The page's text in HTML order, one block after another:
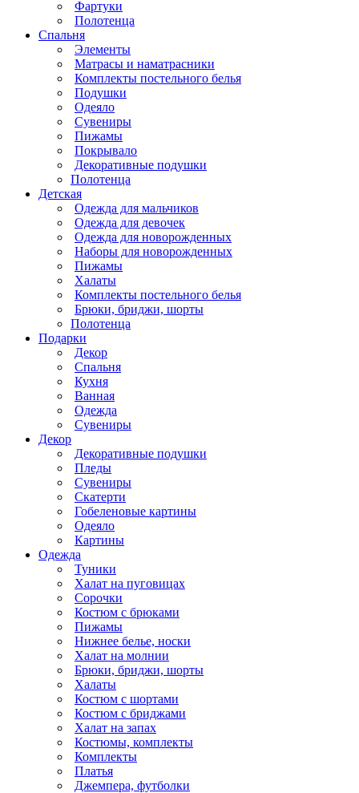
Фартуки
Полотенца
Спальня
Элементы
Матрасы и наматрасники
Комплекты постельного белья
Подушки
Одеяло
Сувениры
Пижамы
Покрывало
Декоративные подушки
Полотенца
Детская
Одежда для мальчиков
Одежда для девочек
Одежда для новорожденных
Наборы для новорожденных
Пижамы
Халаты
Комплекты постельного белья
Брюки, бриджи, шорты
Полотенца
Подарки
Декор
Спальня
Кухня
Ванная
Одежда
Сувениры
Декор
Декоративные подушки
Пледы
Сувениры
Скатерти
Гобеленовые картины
Одеяло
Картины
Одежда
Туники
Халат на пуговицах
Сорочки
Костюм с брюками
Пижамы
Нижнее белье, носки
Халат на молнии
Брюки, бриджи, шорты
Халаты
Костюм с шортами
Костюм с бриджами
Халат на запах
Костюмы, комплекты
Комплекты
Платья
Джемпера, футболки